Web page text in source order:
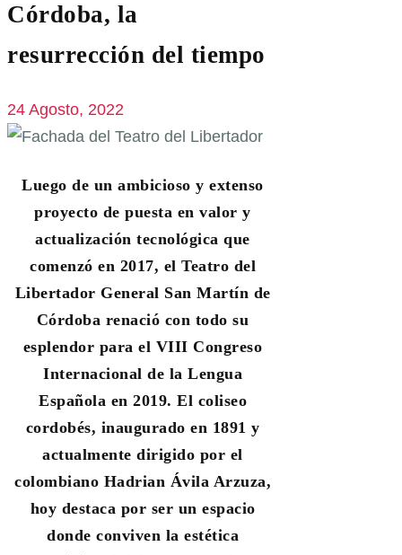
Córdoba, la
resurrección del tiempo
24 Agosto, 2022
Luego de un ambicioso y extenso
proyecto de puesta en valor y
actualización tecnológica que
comenzó en 2017, el Teatro del
Libertador General San Martín de
Córdoba renació con todo su
esplendor para el VIII Congreso
Internacional de la Lengua
Española en 2019. El coliseo
cordobés, inaugurado en 1891 y
actualmente dirigido por el
colombiano Hadrian Ávila Arzuza,
hoy destaca por ser un espacio
donde conviven la estética